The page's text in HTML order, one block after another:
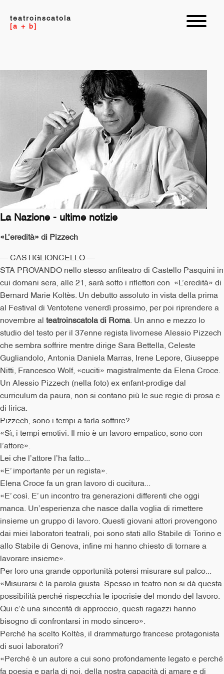
teatroinscatola
[a + b]
La Nazione - ultime notizie
«L’eredità» di Pizzech
— CASTIGLIONCELLO —
STA PROVANDO nello stesso anfiteatro di Castello Pasquini in
cui domani sera, alle 21, sarà sotto i riflettori con «L’eredità» di
Bernard Marie Koltès. Un debutto assoluto in vista della prima
al Festival di Ventotene venerdì prossimo, per poi riprendere a
novembre al teatroinscatola di Roma . Un anno e mezzo lo
studio del testo per il 37enne regista livornese Alessio Pizzech
che sembra soffrire mentre dirige Sara Bettella, Celeste
Gugliandolo, Antonia Daniela Marras, Irene Lepore, Giuseppe
Nitti, Francesco Wolf, «cuciti» magistralmente da Elena Croce.
Un Alessio Pizzech (nella foto) ex enfant-prodige dal
curriculum da paura, non si contano più le sue regie di prosa e
di lirica.
Pizzech, sono i tempi a farla soffrire?
«Sì, i tempi emotivi. Il mio è un lavoro empatico, sono con
l’attore».
Lei che l’attore l’ha fatto...
«E’ importante per un regista».
Elena Croce fa un gran lavoro di cucitura...
«E’ così. E’ un incontro tra generazioni differenti che oggi
manca. Un’esperienza che nasce dalla voglia di rimettere
insieme un gruppo di lavoro. Questi giovani attori provengono
dai miei laboratori teatrali, poi sono stati allo Stabile di Torino e
allo Stabile di Genova, infine mi hanno chiesto di tornare a
lavorare insieme».
Per loro una grande opportunità potersi misurare sul palco...
«Misurarsi è la parola giusta. Spesso in teatro non si dà questa
possibilità perché rispecchia le ipocrisie del mondo del lavoro.
Qui c’è una sincerità di approccio, questi ragazzi hanno
bisogno di confrontarsi in modo sincero».
Perché ha scelto Koltès, il drammaturgo francese protagonista
di suoi laboratori?
«Perché è un autore a cui sono profondamente legato e perché
fa poesia e parla di noi, della nostra capacità di amare e di